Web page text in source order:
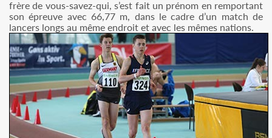
frère de vous-savez-qui, s’est fait un prénom en remportant
son épreuve avec 66,77 m, dans le cadre d’un match de
lancers longs au même endroit et avec les mêmes nations.